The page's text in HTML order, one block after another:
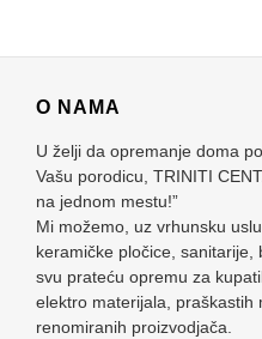
O NAMA
U želji da opremanje doma
Vašu porodicu, TRINITI
na jednom mestu!”
Mi možemo, uz vrhunsku
keramičke pločice,
svu prateću opremu za
elektro materijala, praškastih
renomiranih proizvodjača.